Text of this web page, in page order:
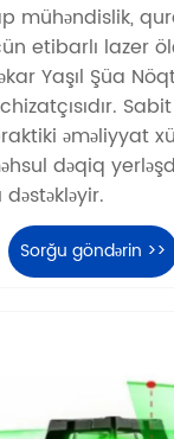
mühəndislik,
etibarlı lazer
Yaşıl Şüa
əməliyyat
dəqiq
dəstəkləyir.
Sorğu göndərin >>